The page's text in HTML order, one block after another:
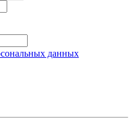
данных